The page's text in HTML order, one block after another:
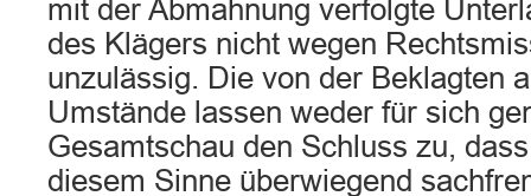
mit der Abmahnung verfolgte
des Klägers nicht wegen
unzulässig. Die von der Beklagten
Umstände lassen weder für sich
Gesamtschau den Schluss zu,
diesem Sinne überwiegend